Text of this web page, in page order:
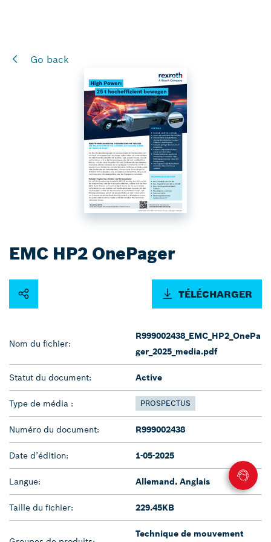
Go back
EMC HP2 OnePager
TÉLÉCHARGER
Nom du fichier:
R999002438_EMC_HP2_OnePa
ger_2025_media.pdf
Statut du document: Active
Type de média : PROSPECTUS
Numéro du document: R999002438
Date d’édition: 1-05-2025
Langue: Allemand, Anglais
Taille du fichier: 229.45KB
Technique de mouvement